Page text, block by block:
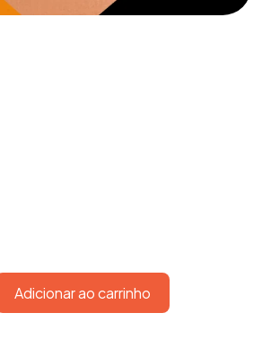
Adicionar ao carrinho